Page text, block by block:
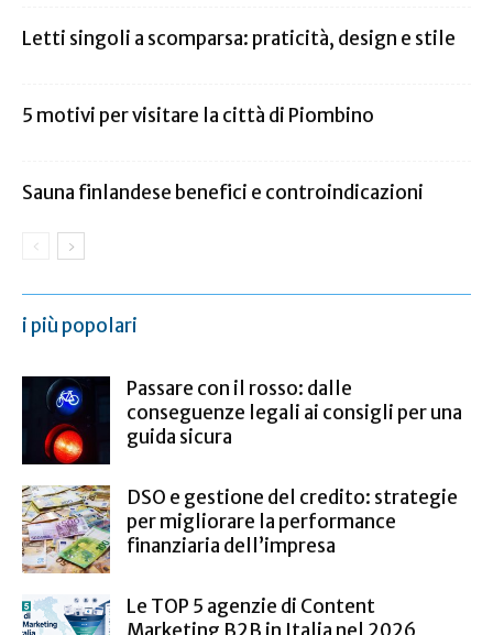
Letti singoli a scomparsa: praticità, design e stile
5 motivi per visitare la città di Piombino
Sauna finlandese benefici e controindicazioni
i più popolari
Passare con il rosso: dalle
conseguenze legali ai consigli per una
guida sicura
DSO e gestione del credito: strategie
per migliorare la performance
finanziaria dell’impresa
Le TOP 5 agenzie di Content